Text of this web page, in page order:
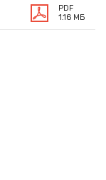
PDF
1.16 МБ